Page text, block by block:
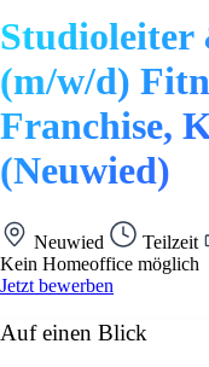
Studioleiter
(m/w/d)
Franchise,
(Neuwied)
Neuwied Teilzeit
Kein Homeoffice möglich
Jetzt bewerben
Auf einen Blick